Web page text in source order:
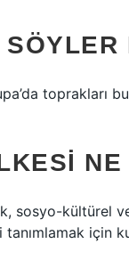
toprakları
sosyo-kültürel
için